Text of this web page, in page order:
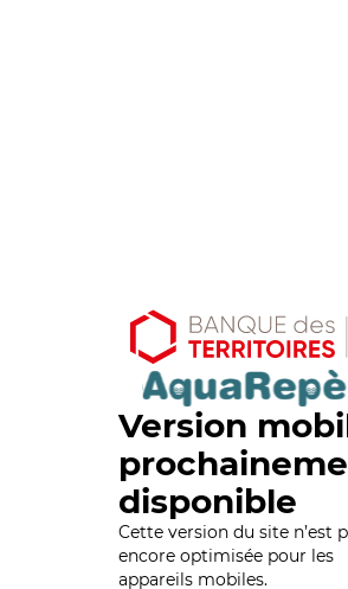
Version
disponible
Cette version du site n’est
encore optimisée pour les
appareils mobiles.